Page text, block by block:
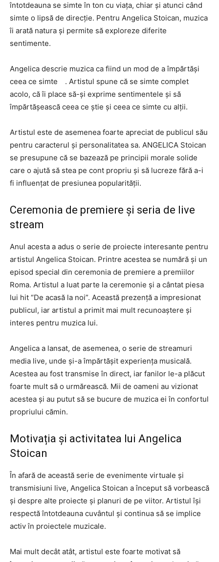
întotdeauna se simte în ton cu viața, chiar și atunci când
simte o lipsă de direcție. Pentru Angelica Stoican, muzica
îi arată natura și permite să exploreze diferite
sentimente.
Angelica descrie muzica ca fiind un mod de a împărtăși
ceea ce simte . Artistul spune că se simte complet
acolo, că îi place să-și exprime sentimentele și să
împărtășească ceea ce știe și ceea ce simte cu alții.
Artistul este de asemenea foarte apreciat de publicul său
pentru caracterul și personalitatea sa. ANGELICA Stoican
se presupune că se bazează pe principii morale solide
care o ajută să stea pe cont propriu și să lucreze fără a-i
fi influențat de presiunea popularității.
Ceremonia de premiere și seria de live
stream
Anul acesta a adus o serie de proiecte interesante pentru
artistul Angelica Stoican. Printre acestea se numără și un
episod special din ceremonia de premiere a premiilor
Roma. Artistul a luat parte la ceremonie și a cântat piesa
lui hit “De acasă la noi”. Această prezență a impresionat
publicul, iar artistul a primit mai mult recunoaștere și
interes pentru muzica lui.
Angelica a lansat, de asemenea, o serie de streamuri
media live, unde și-a împărtășit experiența musicală.
Acestea au fost transmise în direct, iar fanilor le-a plăcut
foarte mult să o urmărească. Mii de oameni au vizionat
acestea și au putut să se bucure de muzica ei în confortul
propriului cămin.
Motivația și activitatea lui Angelica
Stoican
În afară de această serie de evenimente virtuale și
transmisiuni live, Angelica Stoican a început să vorbească
și despre alte proiecte și planuri de pe viitor. Artistul își
respectă întotdeauna cuvântul și continua să se implice
activ în proiectele muzicale.
Mai mult decât atât, artistul este foarte motivat să